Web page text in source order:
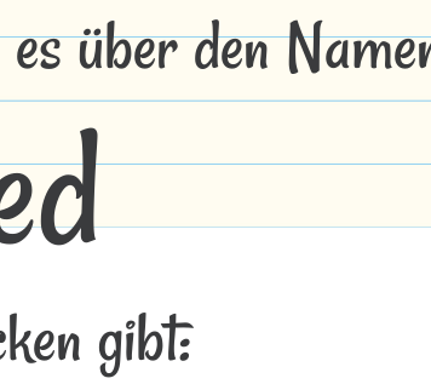
über den
gibt: